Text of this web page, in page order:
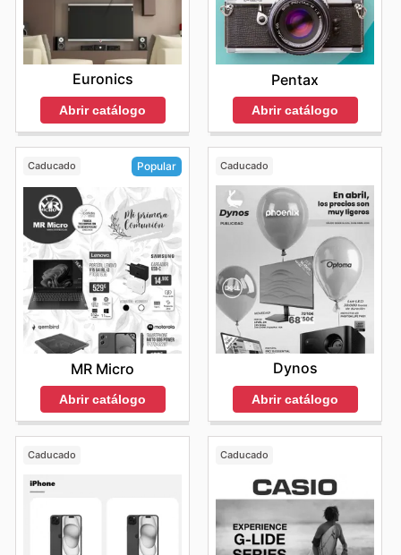
Euronics
Abrir catálogo
Pentax
Abrir catálogo
Caducado Popular
MR Micro
Abrir catálogo
Caducado
Dynos
Abrir catálogo
Caducado Caducado